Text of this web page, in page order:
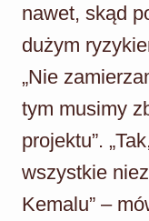
nawet, skąd
dużym
„Nie
tym musimy
projektu”.
wszystkie
Kemalu” –